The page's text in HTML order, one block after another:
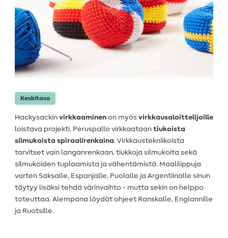
Keskitaso
Hackysackin virkkaaminen on myös virkkausaloittelijoille
loistava projekti. Peruspallo virkkaataan tiukoista
silmukoista spiraalirenkaina. Virkkaustekniikoista
tarvitset vain langanrenkaan, tiukkoja silmukoita sekä
silmukoiden tuplaamista ja vähentämistä. Maalilippuja
varten Saksalle, Espanjalle, Puolalle ja Argentiinalle sinun
täytyy lisäksi tehdä värinvaihto - mutta sekin on helppo
toteuttaa. Alempana löydät ohjeet Ranskalle, Englannille
ja Ruotsille.